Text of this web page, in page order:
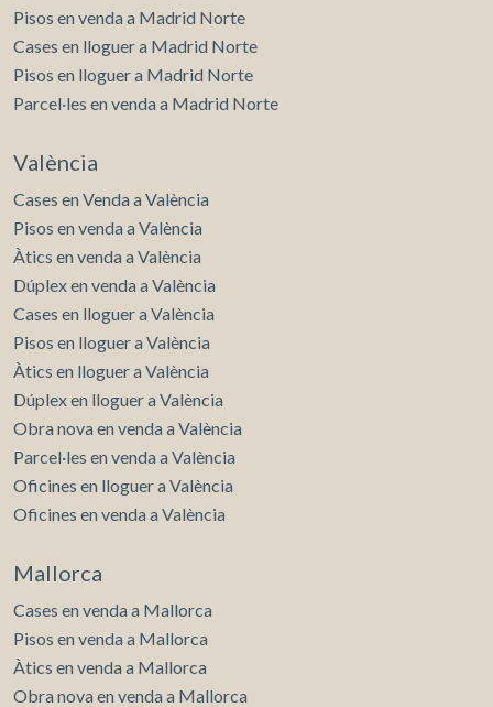
Pisos en venda a Madrid Norte
Cases en lloguer a Madrid Norte
Pisos en lloguer a Madrid Norte
Parcel·les en venda a Madrid Norte
València
Cases en Venda a València
Pisos en venda a València
Àtics en venda a València
Dúplex en venda a València
Cases en lloguer a València
Pisos en lloguer a València
Àtics en lloguer a València
Dúplex en lloguer a València
Obra nova en venda a València
Parcel·les en venda a València
Oficines en lloguer a València
Oficines en venda a València
Mallorca
Cases en venda a Mallorca
Pisos en venda a Mallorca
Àtics en venda a Mallorca
Obra nova en venda a Mallorca